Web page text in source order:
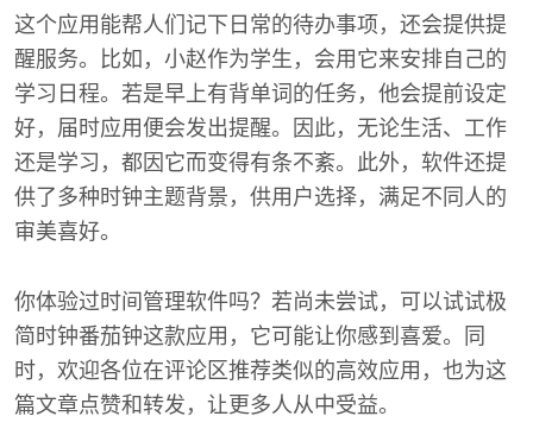
这个应用能帮人们记下日常的待办事项，还会提供提
醒服务。比如，小赵作为学生，会用它来安排自己的
学习日程。若是早上有背单词的任务，他会提前设定
好，届时应用便会发出提醒。因此，无论生活、工作
还是学习，都因它而变得有条不紊。此外，软件还提
供了多种时钟主题背景，供用户选择，满足不同人的
审美喜好。
你体验过时间管理软件吗？若尚未尝试，可以试试极
简时钟番茄钟这款应用，它可能让你感到喜爱。同
时，欢迎各位在评论区推荐类似的高效应用，也为这
篇文章点赞和转发，让更多人从中受益。